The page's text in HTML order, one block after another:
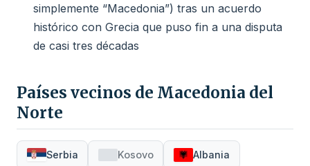
simplemente “Macedonia”) tras un acuerdo
histórico con Grecia que puso fin a una disputa
de casi tres décadas
Países vecinos de Macedonia del
Norte
Serbia Kosovo Albania